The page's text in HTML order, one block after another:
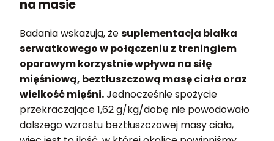
na masie
Badania wskazują, żesuplementacja białka
serwatkowego w połączeniu z treningiem
oporowym korzystnie wpływa na siłę
mięśniową, beztłuszczową masę ciała oraz
wielkość mięśni.Jednocześnie spożycie
przekraczające 1,62 g/kg/dobę nie powodowało
dalszego wzrostu beztłuszczowej masy ciała,